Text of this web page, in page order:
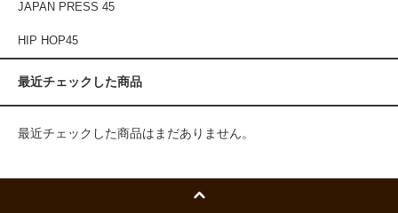
JAPAN PRESS 45
HIP HOP45
最近チェックした商品
最近チェックした商品はまだありません。